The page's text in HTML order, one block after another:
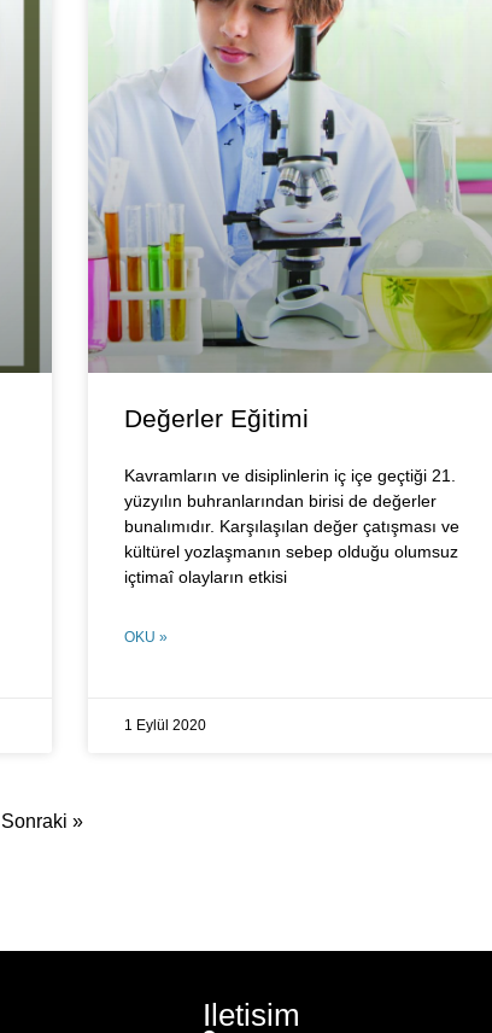
Değerler Eğitimi
Kavramların ve disiplinlerin iç içe geçtiği 21.
yüzyılın buhranlarından birisi de değerler
bunalımıdır. Karşılaşılan değer çatışması ve
kültürel yozlaşmanın sebep olduğu olumsuz
içtimaî olayların etkisi
OKU »
1 Eylül 2020
Sonraki »
Iletisim